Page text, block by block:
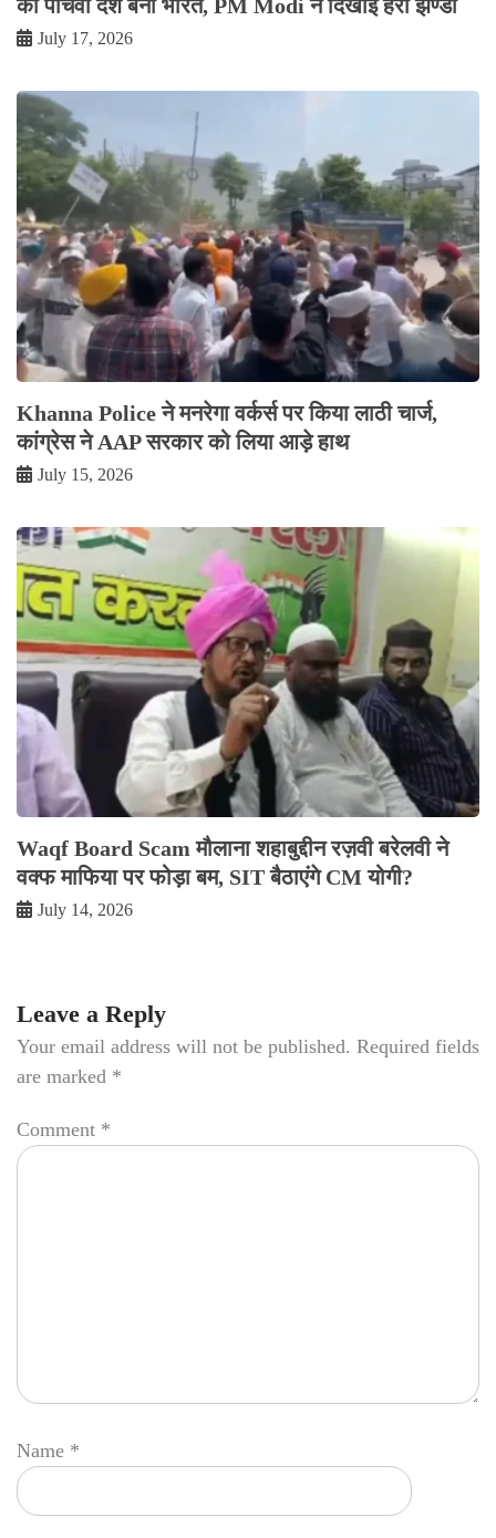
का पांचवा देश बना भारत, PM Modi ने दिखाई हरी झण्डी
July 17, 2026
Khanna Police ने मनरेगा वर्कर्स पर किया लाठी चार्ज,
कांग्रेस ने AAP सरकार को लिया आड़े हाथ
July 15, 2026
Waqf Board Scam मौलाना शहाबुद्दीन रज़वी बरेलवी ने
वक्फ माफिया पर फोड़ा बम, SIT बैठाएंगे CM योगी?
July 14, 2026
Leave a Reply
Your email address will not be published. Required fields
are marked *
Comment *
Name *